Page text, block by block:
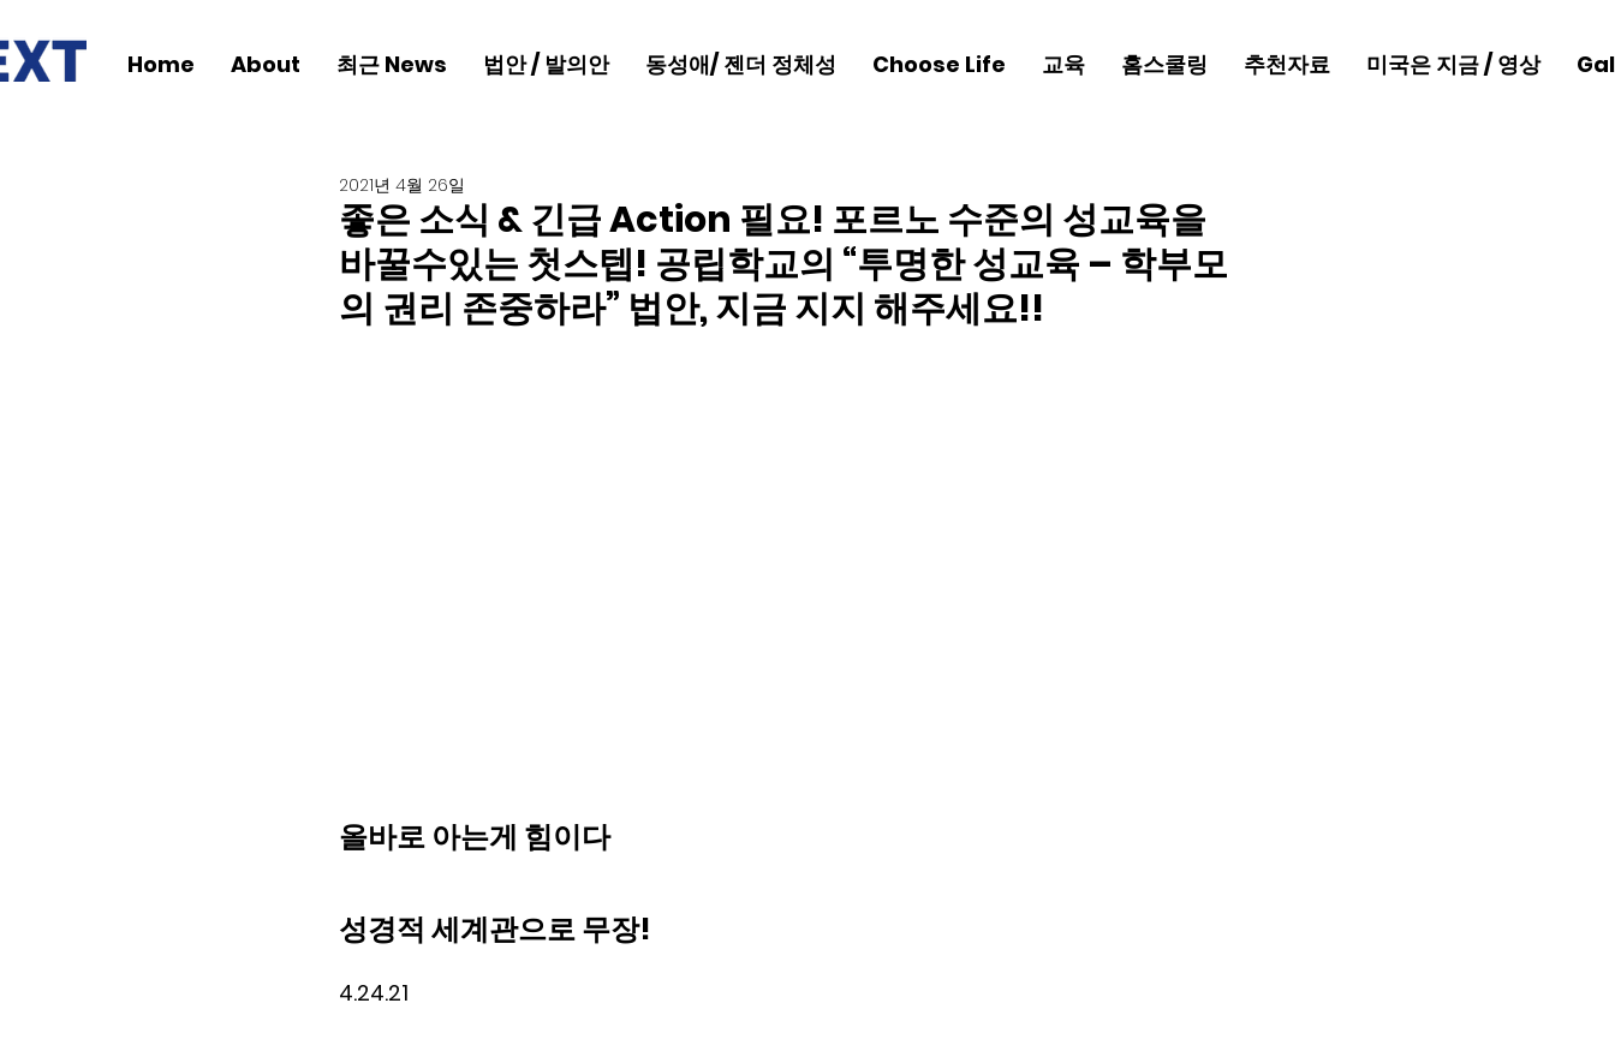
Home About 최근 News 법안 / 발의안 동성애/ 젠더 정체성 Choose Life 교육 홈스쿨링 추천자료 미국은 지금 / 영상
좋은 소식 & 긴급 Action 필요! 포르노 수준의 성교육을
바꿀수있는 첫스텝! 공립학교의 “투명한 성교육 – 학부모
의 권리 존중하라” 법안, 지금 지지 해주세요!!
2021년 4월 26일
올바로 아는게 힘이다
성경적 세계관으로 무장!
4.24.21